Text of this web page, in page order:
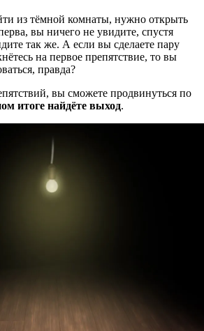
из тёмной комнаты, нужно открыть
вы ничего не увидите, спустя
так же. А если вы сделаете пару
на первое препятствие, то вы
правда?
вы сможете продвинуться по
итоге найдёте выход.